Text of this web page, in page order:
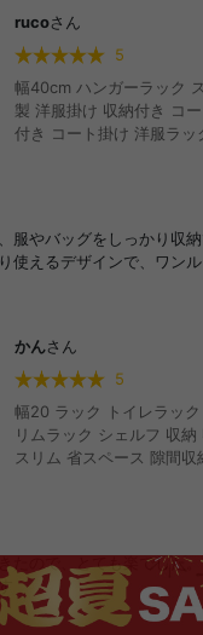
rucoさん
5
幅40cm ハンガーラック
製 洋服掛け 収納付き コ
付き コート掛け 洋服ラッ
服やバッグをしっかり収
使えるデザインで、ワン
かんさん
5
幅20 ラック トイレラッ
リムラック シェルフ 収
スリム 省スペース 隙間収
天板 引き出し アジャス
たので、とても楽でした。